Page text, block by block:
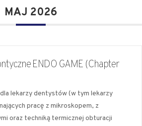
MAJ 2026
ENDO GAME (Chapter
lekarzy dentystów (w tym lekarzy
pracę z mikroskopem, z
oraz techniką termicznej obturacji